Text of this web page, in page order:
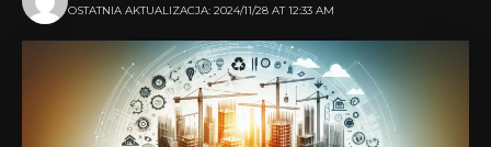
OSTATNIA AKTUALIZACJA: 2024/11/28 AT 12:33 AM